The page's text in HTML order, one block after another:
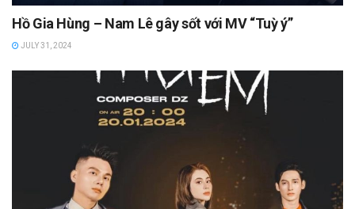
Hồ Gia Hùng – Nam Lê gây sốt với MV “Tuỳ ý”
JULY 31, 2024